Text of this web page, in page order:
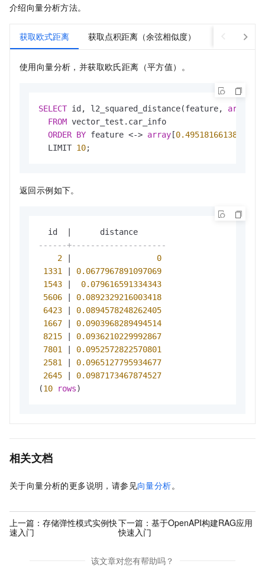
介绍向量分析方法。
获取欧式距离 获取点积距离（余弦相似度） 融合检索查询
使用向量分析，并获取欧氏距离（平方值）。
SELECT id, l2_squared_distance(feature, array
FROM vector_test.car_info
ORDER BY feature <-> array [0.495181661387
  LIMIT
10;
返回示例如下。
  id
------+--------------------
2
0
1331
0.0677967891097069
1543
0.079616591334343
5606
0.0892329216003418
6423
0.0894578248262405
1667
0.0903968289494514
8215
0.0936210229992867
7801
0.0952572822570801
2581
0.0965127795934677
2645
0.0987173467874527
(10 rows)
相关文档
关于向量分析的更多说明，请参见向量分析。
上一篇： 存储弹性模式实例快
速入门
下一篇： 基于OpenAPI构建RAG应用
快速入门
该文章对您有帮助吗？